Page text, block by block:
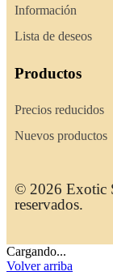
Información
Lista de deseos
Productos
Precios reducidos
Nuevos productos
© 2026 Exotic
reservados.
Cargando...
Volver arriba